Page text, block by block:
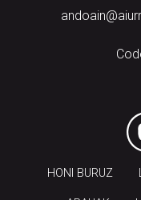
HONI BURUZ